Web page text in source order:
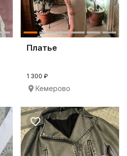
Платье
1 300 ₽
Кемерово